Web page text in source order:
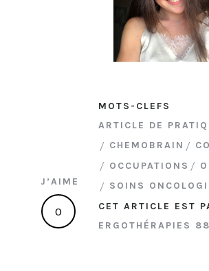
MOTS-CLEFS
ARTICLE DE
CHEMOBRAIN
OCCUPATIONS
SOINS
CET ARTICLE EST
ERGOTHÉRAPIES
J’AIME
0